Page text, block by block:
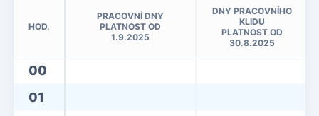
HOD.
PRACOVNÍ DNY
PLATNOST OD
1.9.2025
DNY PRACOVNÍHO
KLIDU
PLATNOST OD
30.8.2025
00
01